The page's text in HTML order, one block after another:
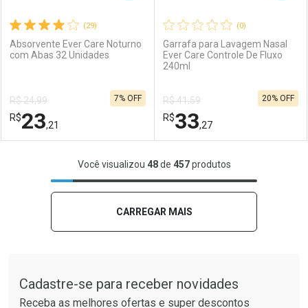
Comprar sem Desconto
Por R$ 2,57/cada
Comprar sem Desconto
Por R$ 2,57/cada
Comprar sem Desconto
Por R$ 2,39/cada
Comprar sem Desconto
Por R$ 2,39/cada
(29)
Absorvente Ever Care Noturno
com Abas 32 Unidades
R$ 24,99
R$23,21
7% OFF
FECHAR
Laboratório
FECHAR
Por Menos
(0)
Garrafa para Lavagem Nasal
Ever Care Controle De Fluxo
240ml
R$ 41,59
R$33,27
20% OFF
Laboratório
Por Menos
Você visualizou 48de 457produtos
CARREGAR MAIS
Cadastre-se para receber novidades
Receba as melhores ofertas e super descontos